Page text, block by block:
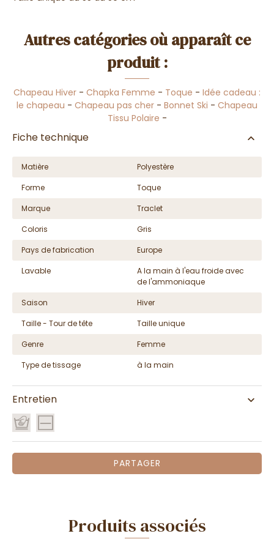
Autres catégories où apparaît ce
produit :
Chapeau Hiver - Chapka Femme - Toque - Idée cadeau :
le chapeau - Chapeau pas cher - Bonnet Ski - Chapeau
Tissu Polaire -
Fiche technique
Matière
Polyestère
Forme
Toque
Marque
Traclet
Coloris
Gris
Pays de fabrication
Europe
Lavable
A la main à l'eau froide avec
de l'ammoniaque
Saison
Hiver
Taille - Tour de tête
Taille unique
Genre
Femme
Type de tissage
à la main
Entretien
PARTAGER
Produits associés